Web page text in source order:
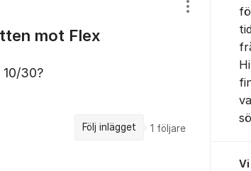
mot Flex
Visa/dölj
30?
Följ inlägget 1 följare